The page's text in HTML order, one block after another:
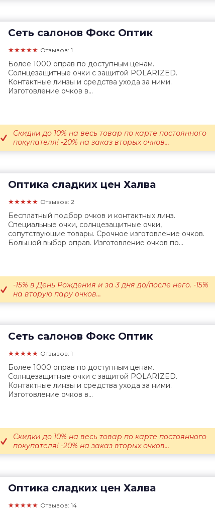
Сеть салонов Фокс Оптик
★★★★★ Отзывов: 1
Более 1000 оправ по доступным ценам.
Солнцезащитные очки с защитой POLARIZED.
Контактные линзы и средства ухода за ними.
Изготовление очков в...
Скидки до 10% на весь товар по карте постоянного
покупателя! -20% на заказ вторых очков...
Оптика сладких цен Халва
★★★★★ Отзывов: 2
Бесплатный подбор очков и контактных линз.
Специальные очки, солнцезащитные очки,
сопутствующие товары. Срочное изготовление очков.
Большой выбор оправ. Изготовление очков по...
-15% в День Рождения и за 3 дня до/после него. -15%
на вторую пару очков...
Сеть салонов Фокс Оптик
★★★★★ Отзывов: 1
Более 1000 оправ по доступным ценам.
Солнцезащитные очки с защитой POLARIZED.
Контактные линзы и средства ухода за ними.
Изготовление очков в...
Скидки до 10% на весь товар по карте постоянного
покупателя! -20% на заказ вторых очков...
Оптика сладких цен Халва
★★★★★ Отзывов: 14